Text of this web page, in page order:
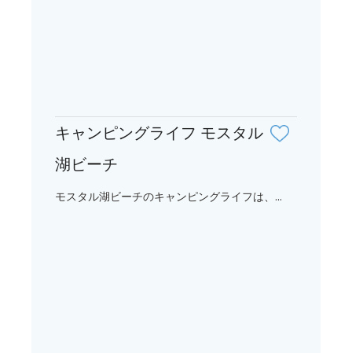
キャンピングライフ モスタル
湖ビーチ
モスタル湖ビーチのキャンピングライフは、...